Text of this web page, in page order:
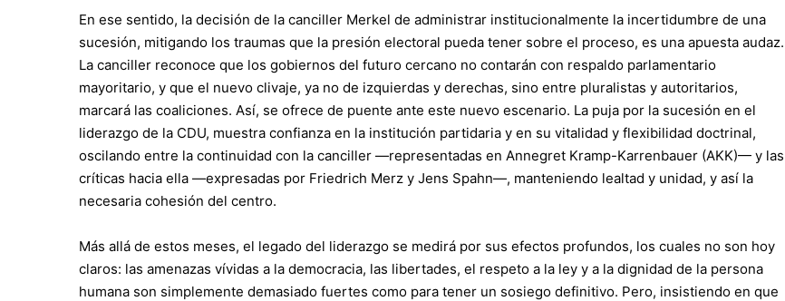
En ese sentido, la decisión de la canciller Merkel de administrar institucionalmente la incertidumbre de una
sucesión, mitigando los traumas que la presión electoral pueda tener sobre el proceso, es una apuesta audaz.
La canciller reconoce que los gobiernos del futuro cercano no contarán con respaldo parlamentario
mayoritario, y que el nuevo clivaje, ya no de izquierdas y derechas, sino entre pluralistas y autoritarios,
marcará las coaliciones. Así, se ofrece de puente ante este nuevo escenario. La puja por la sucesión en el
liderazgo de la CDU, muestra confianza en la institución partidaria y en su vitalidad y flexibilidad doctrinal,
oscilando entre la continuidad con la canciller —representadas en Annegret Kramp-Karrenbauer (AKK)— y las
críticas hacia ella —expresadas por Friedrich Merz y Jens Spahn—, manteniendo lealtad y unidad, y así la
necesaria cohesión del centro.
Más allá de estos meses, el legado del liderazgo se medirá por sus efectos profundos, los cuales no son hoy
claros: las amenazas vívidas a la democracia, las libertades, el respeto a la ley y a la dignidad de la persona
humana son simplemente demasiado fuertes como para tener un sosiego definitivo. Pero, insistiendo en que